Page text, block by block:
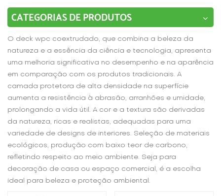
CATEGORIAS DE PRODUTOS
O deck wpc coextrudado, que combina a beleza da
natureza e a essência da ciência e tecnologia, apresenta
uma melhoria significativa no desempenho e na aparência
em comparação com os produtos tradicionais. A
camada protetora de alta densidade na superfície
aumenta a resistência à abrasão, arranhões e umidade,
prolongando a vida útil. A cor e a textura são derivadas
da natureza, ricas e realistas, adequadas para uma
variedade de designs de interiores. Seleção de materiais
ecológicos, produção com baixo teor de carbono,
refletindo respeito ao meio ambiente. Seja para
decoração de casa ou espaço comercial, é a escolha
ideal para beleza e proteção ambiental.